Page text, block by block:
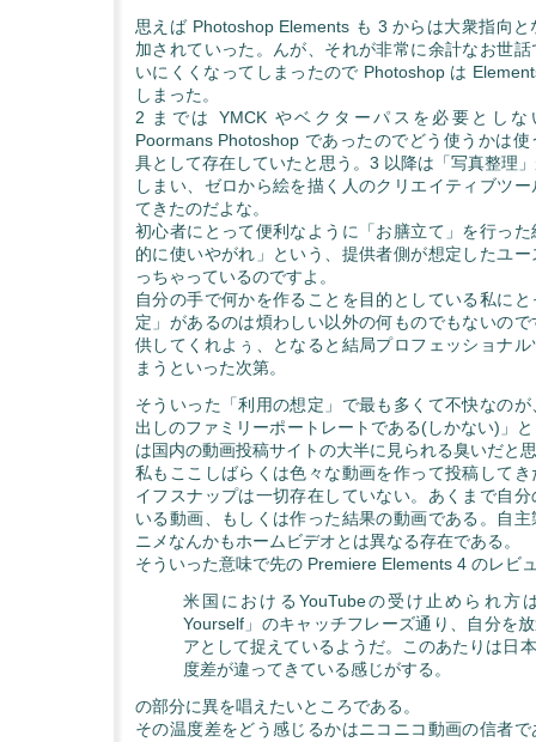
思えば Photoshop Elements も 3 からは大衆指向
加されていった。んが、それが非常に余計なお世
いにくくなってしまったので Photoshop は
しまった。
2 までは YMCK やベクターパスを必要とし
Poormans Photoshop であったのでどう使うかは
具として存在していたと思う。3 以降は「写真整理
しまい、ゼロから絵を描く人のクリエイティブツ
てきたのだよな。
初心者にとって便利なように「お膳立て」を行っ
的に使いやがれ」という、提供者側が想定したユ
っちゃっているのですよ。
自分の手で何かを作ることを目的としている私に
定」があるのは煩わしい以外の何ものでもないの
供してくれよぅ、となると結局プロフェッショナ
まうといった次第。
そういった「利用の想定」で最も多くて不快なの
出しのファミリーポートレートである(しかない)」
は国内の動画投稿サイトの大半に見られる臭いだと
私もここしばらくは色々な動画を作って投稿して
イフスナップは一切存在していない。あくまで自
いる動画、もしくは作った結果の動画である。自
ニメなんかもホームビデオとは異なる存在である。
そういった意味で先の Premiere Elements 4 のレビ
米国におけるYouTubeの受け止められ方
Yourself」のキャッチフレーズ通り、自分を
アとして捉えているようだ。このあたりは日
度差が違ってきている感じがする。
の部分に異を唱えたいところである。
その温度差をどう感じるかはニコニコ動画の信者